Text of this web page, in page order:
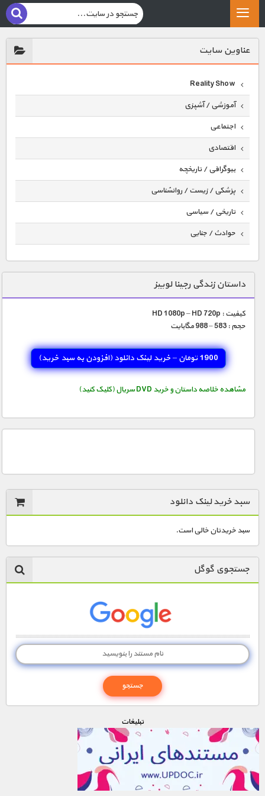
عناوين سايت
Reality Show
آموزشی / آشپزی
اجتماعی
اقتصادی
بیوگرافی / تاریخچه
پزشکی / زیست / روانشناسی
تاریخی / سیاسی
حوادث / جنایی
دنیای خوراکی ها
زمین شناسی / محیط زیست
سازه/ معماری/ مهندسی
سرگرمی
شناخت کودکان
ماورایی
مسابقات / ورزشی
مستند های اختصاصی
داستان زندگی رجینا لوییز
کیفیت : HD 1080p – HD 720p
حجم : 583 – 988 مگابایت
1900 تومان – خرید لینک دانلود (افزودن به سبد خريد)
مشاهده خلاصه داستان و خرید DVD سریال (کلیک کنید)
سبد خرید لینک دانلود
سبد خریدتان خالی است.
جستجوی گوگل
تبليغات